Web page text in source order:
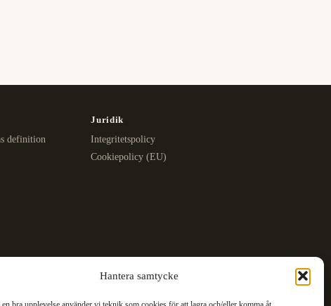
Hantera samtycke
definition
Juridik
Integritetspolicy
Cookiepolicy (EU)